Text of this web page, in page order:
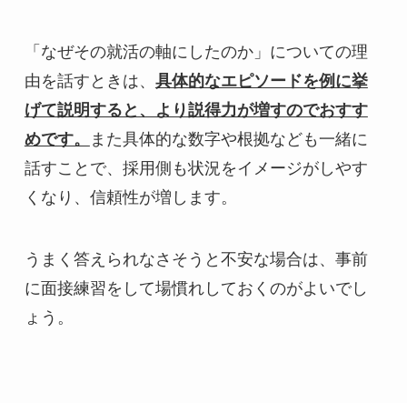
「なぜその就活の軸にしたのか」についての理
由を話すときは、 具体的なエピソードを例に挙
げて説明すると、より説得力が増すのでおすす
めです。
また具体的な数字や根拠なども一緒に
話すことで、採用側も状況をイメージがしやす
くなり、信頼性が増します。
うまく答えられなさそうと不安な場合は、事前
に面接練習をして場慣れしておくのがよいでし
ょう。